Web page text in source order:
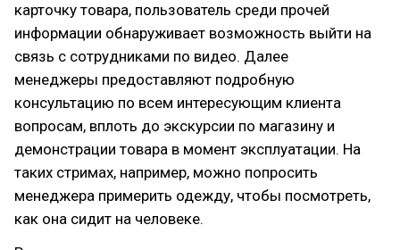
карточку товара, пользователь среди прочей
информации обнаруживает возможность выйти на
связь с сотрудниками по видео. Далее
менеджеры предоставляют подробную
консультацию по всем интересующим клиента
вопросам, вплоть до экскурсии по магазину и
демонстрации товара в момент эксплуатации. На
таких стримах, например, можно попросить
менеджера примерить одежду, чтобы посмотреть,
как она сидит на человеке.